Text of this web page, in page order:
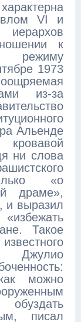
VI и
к
режиму
1973
из-за
Альенде
ни слова
«о
драме»,
и выразил
Такое
Джулио
можно
писал